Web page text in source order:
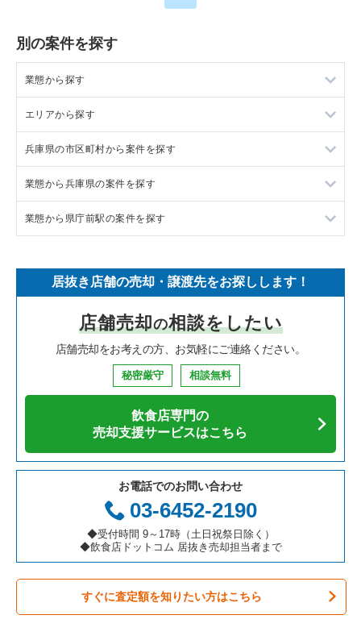
別の案件を探す
業態から探す
ラーメンの居抜き売却物件の案件一覧
フランス料理の居抜き売却物件の案件一覧
イタリア料理の居抜き売却物件の案件一覧
中華の居抜き売却物件の案件一覧
寿司の居抜き売却物件の案件一覧
焼肉の居抜き売却物件の案件一覧
鉄板焼き・お好み焼の居抜き売却物件の案件一覧
カフェの居抜き売却物件の案件一覧
テイクアウトの居抜き売却物件の案件一覧
お弁当・惣菜・デリの居抜き売却物件の案件一覧
カラオケ・パブ・スナックの居抜き売却物件の案件一覧
バーの居抜き売却物件の案件一覧
居酒屋・ダイニングバーの居抜き売却物件の案件一覧
エリアから探す
東京23区の飲食店の居抜き売却物件の案件一覧
東京都下の飲食店の居抜き売却物件の案件一覧
千葉県の飲食店の居抜き売却物件の案件一覧
神奈川県の飲食店の居抜き売却物件の案件一覧
大阪府の飲食店の居抜き売却物件の案件一覧
兵庫県の飲食店の居抜き売却物件の案件一覧
愛知県の飲食店の居抜き売却物件の案件一覧
岐阜県の飲食店の居抜き売却物件の案件一覧
三重県の飲食店の居抜き売却物件の案件一覧
兵庫県の市区町村から案件を探す
尼崎市の飲食店の居抜き売却物件の案件一覧
西宮市の飲食店の居抜き売却物件の案件一覧
川西市の飲食店の居抜き売却物件の案件一覧
芦屋市の飲食店の居抜き売却物件の案件一覧
神戸市中央区の飲食店の居抜き売却物件の案件一覧
伊丹市の飲食店の居抜き売却物件の案件一覧
神戸市兵庫区の飲食店の居抜き売却物件の案件一覧
神戸市東灘区の飲食店の居抜き売却物件の案件一覧
明石市の飲食店の居抜き売却物件の案件一覧
神戸市長田区の飲食店の居抜き売却物件の案件一覧
神戸市垂水区の飲食店の居抜き売却物件の案件一覧
業態から兵庫県の案件を探す
兵庫県のラーメンの居抜き売却物件の案件一覧
兵庫県のイタリア料理の居抜き売却物件の案件一覧
兵庫県の中華の居抜き売却物件の案件一覧
兵庫県のそば・うどんの居抜き売却物件の案件一覧
兵庫県の焼肉の居抜き売却物件の案件一覧
兵庫県の鉄板焼き・お好み焼の居抜き売却物件の案件一覧
兵庫県のアジア料理の居抜き売却物件の案件一覧
兵庫県のカフェの居抜き売却物件の案件一覧
兵庫県のテイクアウトの居抜き売却物件の案件一覧
兵庫県のお弁当・惣菜・デリの居抜き売却物件の案件一覧
業態から県庁前駅の案件を探す
県庁前駅の和食の居抜き売却物件の案件一覧
県庁前駅のその他の居抜き売却物件の案件一覧
居抜き店舗の売却・譲渡先をお探しします！
店舗売却の相談をしたい
店舗売却をお考えの方、お気軽にご連絡ください。
秘密厳守 相談無料
飲食店専門の
売却支援サービスはこちら
お電話でのお問い合わせ
03-6452-2190
◆受付時間 9～17時（土日祝祭日除く）
◆飲食店ドットコム 居抜き売却担当者まで
すぐに査定額を知りたい方はこちら